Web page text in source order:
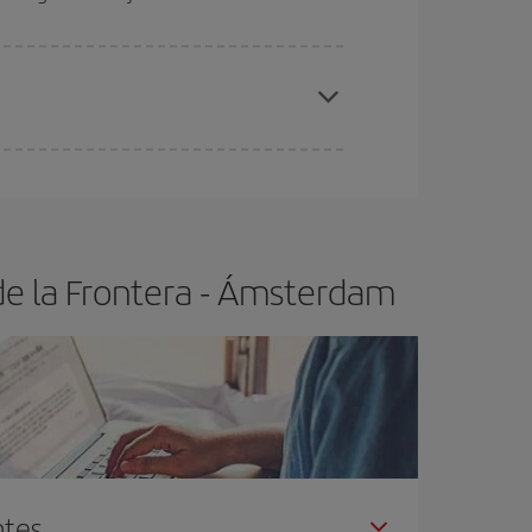
de la Frontera-Ámsterdam-dest
la Frontera - Ámsterdam